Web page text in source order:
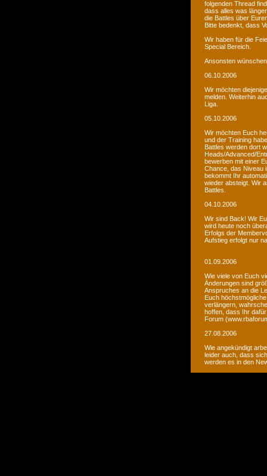
folgenden Thread
dass alles was
die Battles über
Bitte bedenkt, dass
Wir haben für die
Special Bereich.
Ansonsten
06.10.2006
Wir möchten
melden. Weiterhin
Liga.
05.10.2006
Wir möchten Euch
und der Training
Battles werden dort
Heads/Advanced/
bewerben mit einer
Chance, das Niveau
bekommt Ihr
wieder absteigt. Wir
Battles.
04.10.2006
Wir sind Back! Wir
wird heute noch
Erfolgs der
Aufstieg erfolgt nur
01.09.2006
Wie viele von Euch
Änderungen sind
Anspruches an die
Euch
verlängern,
hoffen, dass Ihr
Forum
27.08.2006
Wie angekündigt
leider auch, dass
werden es in den